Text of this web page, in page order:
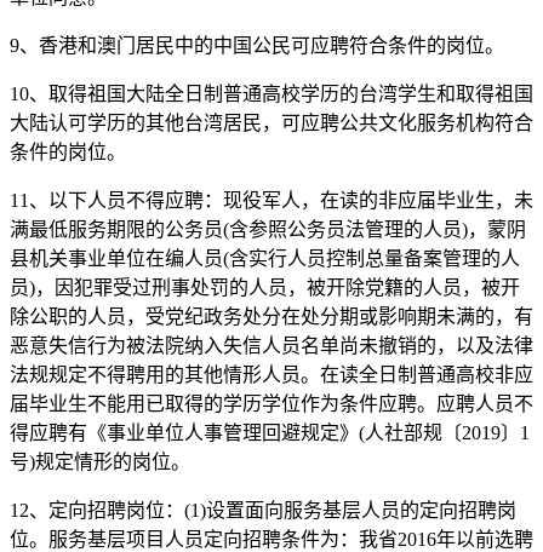
9、香港和澳门居民中的中国公民可应聘符合条件的岗位。
10、取得祖国大陆全日制普通高校学历的台湾学生和取得祖国
大陆认可学历的其他台湾居民，可应聘公共文化服务机构符合
条件的岗位。
11、以下人员不得应聘：现役军人，在读的非应届毕业生，未
满最低服务期限的公务员(含参照公务员法管理的人员)，蒙阴
县机关事业单位在编人员(含实行人员控制总量备案管理的人
员)，因犯罪受过刑事处罚的人员，被开除党籍的人员，被开
除公职的人员，受党纪政务处分在处分期或影响期未满的，有
恶意失信行为被法院纳入失信人员名单尚未撤销的，以及法律
法规规定不得聘用的其他情形人员。在读全日制普通高校非应
届毕业生不能用已取得的学历学位作为条件应聘。应聘人员不
得应聘有《事业单位人事管理回避规定》(人社部规〔2019〕1
号)规定情形的岗位。
12、定向招聘岗位：(1)设置面向服务基层人员的定向招聘岗
位。服务基层项目人员定向招聘条件为：我省2016年以前选聘